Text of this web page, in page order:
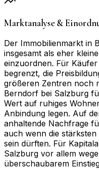
Marktanalyse &
Der Immobilienmarkt in
insgesamt als eher
einzuordnen. Für
begrenzt, die
größeren Zentren noch
Berndorf bei Salzburg
Wert auf ruhiges
Anbindung legen. Auf
anhaltende Nachfrage
auch wenn die
sein dürften. Für
Salzburg vor allem
überschaubarem